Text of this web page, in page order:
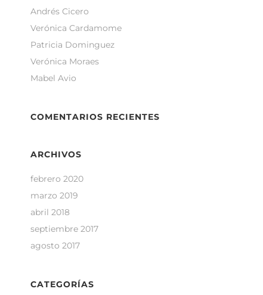
Andrés Cicero
Verónica Cardamome
Patricia Dominguez
Verónica Moraes
Mabel Avio
COMENTARIOS RECIENTES
ARCHIVOS
febrero 2020
marzo 2019
abril 2018
septiembre 2017
agosto 2017
CATEGORÍAS